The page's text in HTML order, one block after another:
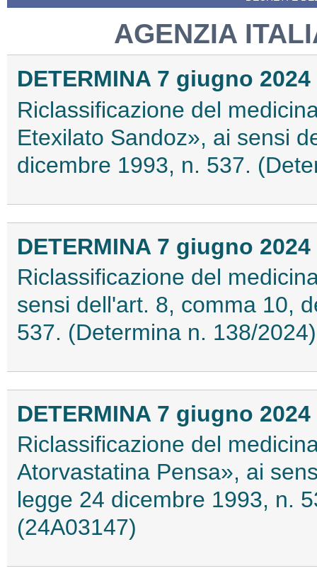
AGENZIA
DETERMINA 7 giugno 2024
Riclassificazione del
Etexilato Sandoz», ai sensi
dicembre 1993, n. 537.
DETERMINA 7 giugno 2024
Riclassificazione del
sensi dell'art. 8, comma 10,
537. (Determina n. 138/
DETERMINA 7 giugno 2024
Riclassificazione del
Atorvastatina Pensa», ai
legge 24 dicembre 1993, n.
(24A03147)